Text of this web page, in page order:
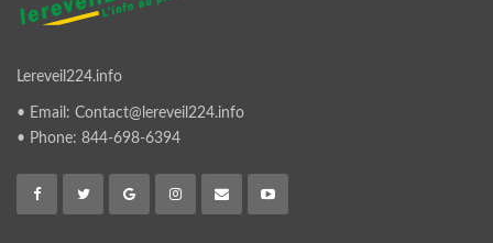
Lereveil224.info
• Email: Contact@lereveil224.info
• Phone: 844-698-6394